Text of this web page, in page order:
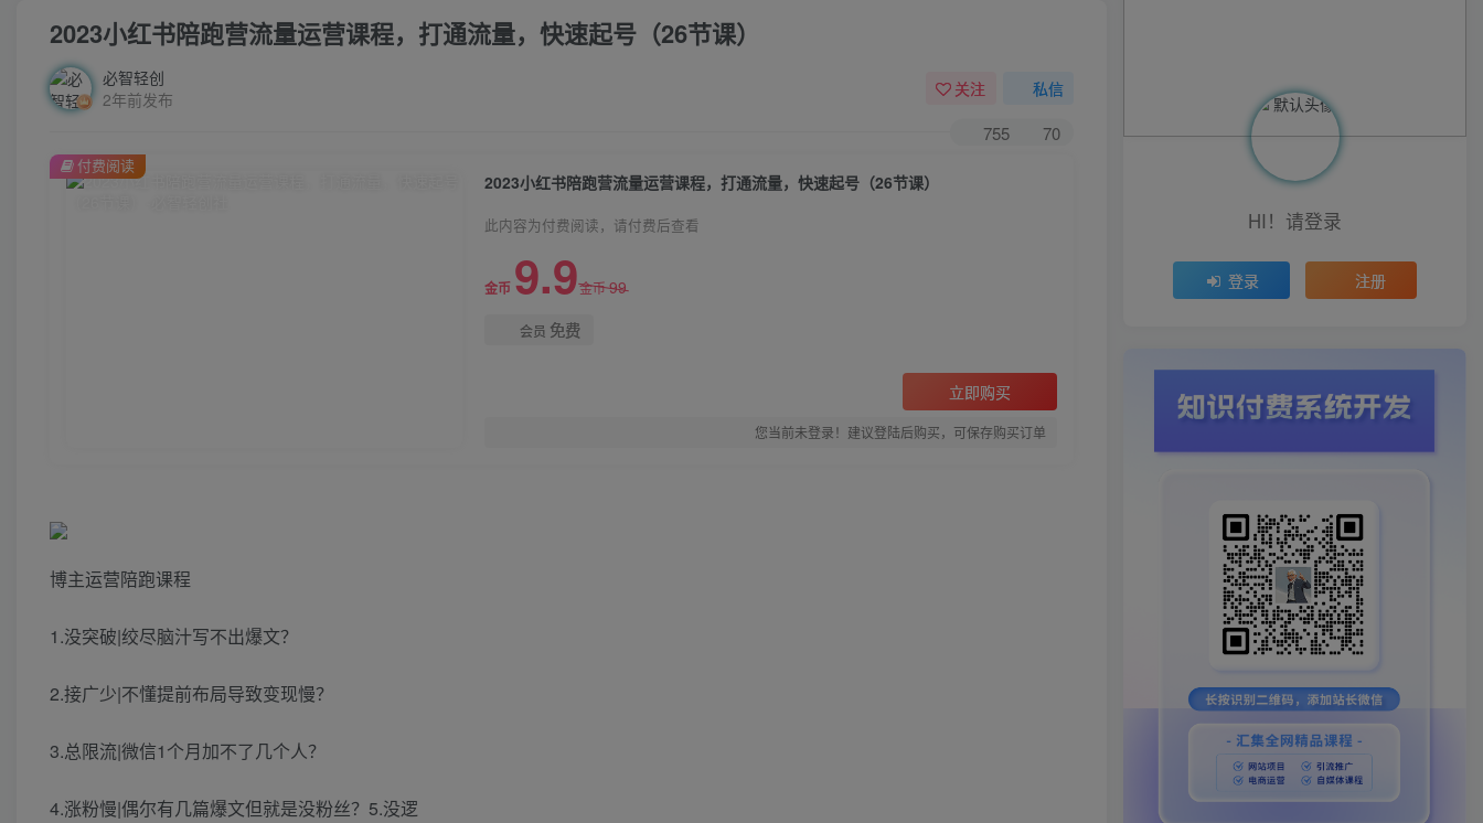
2023小红书陪跑营流量运营课程，打通流量，快速起号（26节课）
必智轻创
2年前发布
关注 私信
755 70
2023小红书陪跑营流量运营课程，打通流量，快速起号（26节课）
此内容为付费阅读，请付费后查看
金币 9.9金币99
会员 免费
立即购买
您当前未登录！建议登陆后购买，可保存购买订单
付费阅读
博主运营陪跑课程
1.没突破|绞尽脑汁写不出爆文？
2.接广少|不懂提前布局导致变现慢？
3.总限流|微信1个月加不了几个人？
4.涨粉慢|偶尔有几篇爆文但就是没粉丝？5.没逻
HI！请登录
登录 注册